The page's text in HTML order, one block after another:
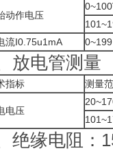
动作电压
流I0.75u1mA
放电管测量
指标 测量
电压
绝缘电阻：